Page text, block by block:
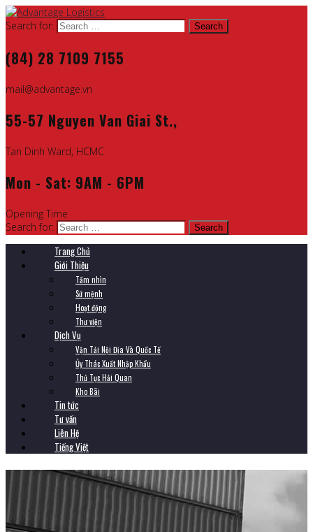
Search for:
(84) 28 7109 7155
mail@advantage.vn
55-57 Nguyen Van Giai St.,
Tan Dinh Ward, HCMC
Mon - Sat: 9AM - 6PM
Opening Time
Search for:
Trang Chủ
Giới Thiệu
Tầm nhìn
Sứ mệnh
Hoạt động
Thư viện
Dịch Vụ
Vận Tải Nội Địa Và Quốc Tế
Ủy Thác Xuất Nhập Khẩu
Thủ Tục Hải Quan
Kho Bãi
Tin tức
Tư vấn
Liên Hệ
Tiếng Việt